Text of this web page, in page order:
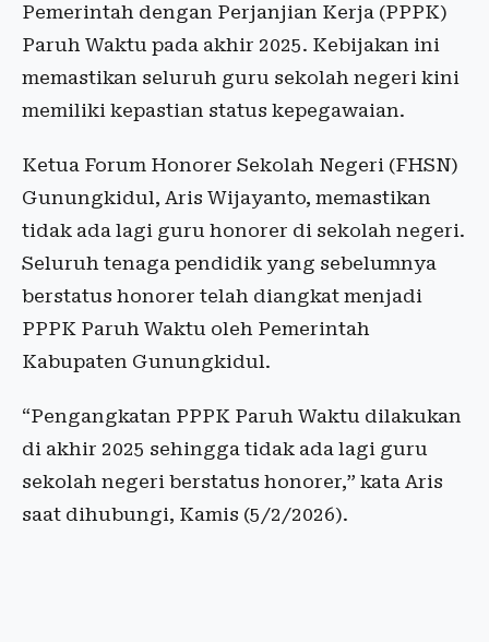
Pemerintah dengan Perjanjian Kerja (PPPK)
Paruh Waktu pada akhir 2025. Kebijakan ini
memastikan seluruh guru sekolah negeri kini
memiliki kepastian status kepegawaian.
Ketua Forum Honorer Sekolah Negeri (FHSN)
Gunungkidul, Aris Wijayanto, memastikan
tidak ada lagi guru honorer di sekolah negeri.
Seluruh tenaga pendidik yang sebelumnya
berstatus honorer telah diangkat menjadi
PPPK Paruh Waktu oleh Pemerintah
Kabupaten Gunungkidul.
“Pengangkatan PPPK Paruh Waktu dilakukan
di akhir 2025 sehingga tidak ada lagi guru
sekolah negeri berstatus honorer,” kata Aris
saat dihubungi, Kamis (5/2/2026).